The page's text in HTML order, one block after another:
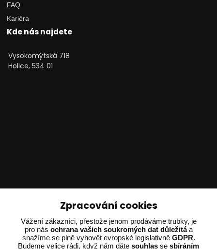
FAQ
Kariéra
Kde nás najdete
Vysokomýtská 718
Holice, 534 01
Technické poradenství
Ing. Adam Dvořák
+420 602 234 254
(Po-Pá 8:00 - 15:00)
Zpracování cookies
Vážení zákazníci, přestože jenom prodáváme trubky, je
pro nás ochrana vašich soukromých dat důležitáa
snažíme se plně vyhovět evropské legislativně GDPR.
Budeme velice rádi, když nám dáte souhlas se sbíráním